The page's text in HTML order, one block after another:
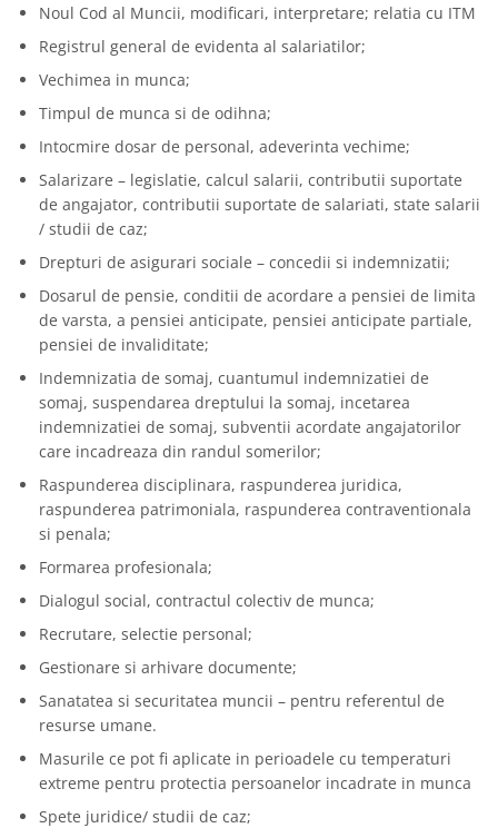
Noul Cod al Muncii, modificari, interpretare; relatia cu ITM
Registrul general de evidenta al salariatilor;
Vechimea in munca;
Timpul de munca si de odihna;
Intocmire dosar de personal, adeverinta vechime;
Salarizare – legislatie, calcul salarii, contributii suportate
de angajator, contributii suportate de salariati, state salarii
/ studii de caz;
Drepturi de asigurari sociale – concedii si indemnizatii;
Dosarul de pensie, conditii de acordare a pensiei de limita
de varsta, a pensiei anticipate, pensiei anticipate partiale,
pensiei de invaliditate;
Indemnizatia de somaj, cuantumul indemnizatiei de
somaj, suspendarea dreptului la somaj, incetarea
indemnizatiei de somaj, subventii acordate angajatorilor
care incadreaza din randul somerilor;
Raspunderea disciplinara, raspunderea juridica,
raspunderea patrimoniala, raspunderea contraventionala
si penala;
Formarea profesionala;
Dialogul social, contractul colectiv de munca;
Recrutare, selectie personal;
Gestionare si arhivare documente;
Sanatatea si securitatea muncii – pentru referentul de
resurse umane.
Masurile ce pot fi aplicate in perioadele cu temperaturi
extreme pentru protectia persoanelor incadrate in munca
Spete juridice/ studii de caz;